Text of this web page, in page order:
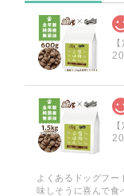
よくあるドッグフー
味しそうに喜んで食